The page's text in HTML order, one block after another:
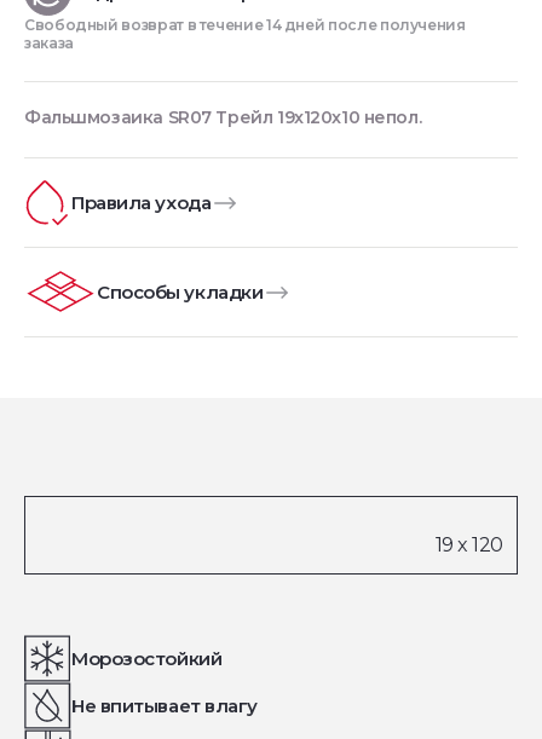
Свободный возврат в течение 14 дней после получения
заказа
Фальшмозаика SR07 Трейл 19x120x10 непол.
Правила ухода
Способы укладки
Морозостойкий
Не впитывает влагу